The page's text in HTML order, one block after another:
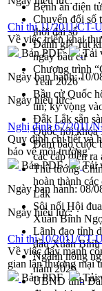
Bệnh án điện
Chuyển đổi số
thời đại số
Đánh giá, rút
ngày bầu cử
Chương trình
Year 2026”
Bầu cử Quốc
tin, kỳ vọng
Đắk Lắk sẵn
Quốc hội
Đảm bảo cuộc
các cấp diễn
Thủ tướng
hoàn thành
Lắk
Sôi nổi Hội
Xuân Bính
Lãnh đạo tỉnh
đầu Xuân
Ngành nông
năm 2026
UBND tỉnh
Chỉ thị 11/2011/CT-
Về việc triển khai
Bản PDF
Tải
Ngày ban hành:10/
Ngày hiệu lực:
Nghị định 67/2011/
Quy định chi tiết và
bảo vệ môi trường
Bản PDF
Tải
Ngày ban hành:08/
Ngày hiệu lực:
Chỉ thị 10/2011/CT-
Về việc đẩy mạnh
gian lận thương mại
Bản PDF
Tải